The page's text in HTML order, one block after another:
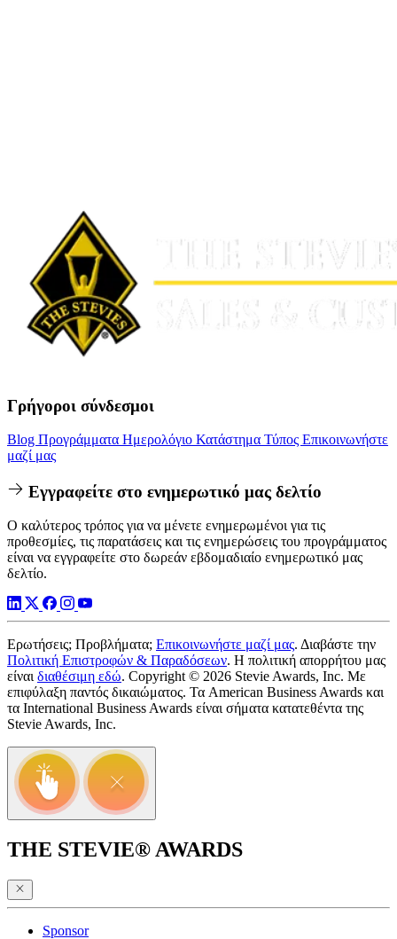
Γρήγοροι σύνδεσμοι
Blog Προγράμματα Ημερολόγιο Κατάστημα Τύπος Επικοινωνήστε
μαζί μας
Εγγραφείτε στο ενημερωτικό μας δελτίο
Ο καλύτερος τρόπος για να μένετε ενημερωμένοι για τις
προθεσμίες, τις παρατάσεις και τις ενημερώσεις του προγράμματος
είναι να εγγραφείτε στο δωρεάν εβδομαδιαίο ενημερωτικό μας
δελτίο.
Ερωτήσεις; Προβλήματα; Επικοινωνήστε μαζί μας. Διαβάστε την
Πολιτική Επιστροφών & Παραδόσεων. Η πολιτική απορρήτου μας
είναι διαθέσιμη εδώ. Copyright © 2026 Stevie Awards, Inc. Με
επιφύλαξη παντός δικαιώματος. Τα American Business Awards και
τα International Business Awards είναι σήματα κατατεθέντα της
Stevie Awards, Inc.
THE STEVIE® AWARDS
Sponsor